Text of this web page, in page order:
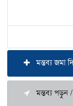
মন্তব্য জমা
মন্তব্য